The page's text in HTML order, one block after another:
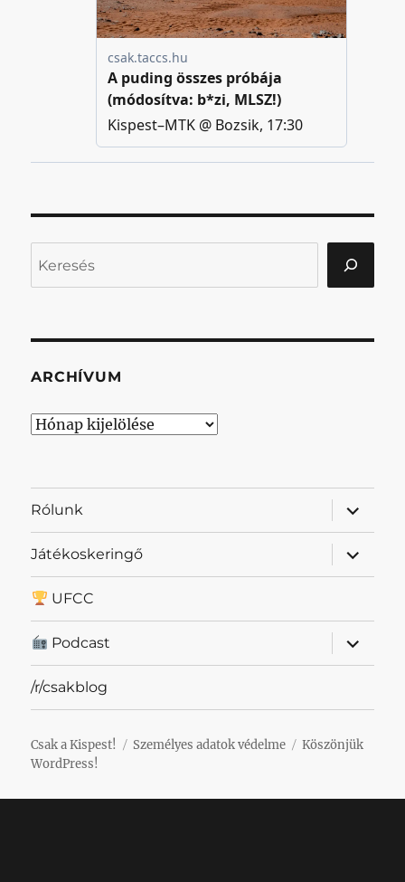
ARCHÍVUM
Archívum
Rólunk
almenü
Játékoskeringő
almenü
UFCC
Podcast
almenü
/r/csakblog
Csak a Kispest! Személyes adatok védelme
Köszönjük
WordPress!